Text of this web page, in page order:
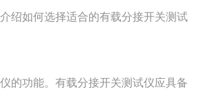
绍如何选择适合的有载分接开关测试
的功能。有载分接开关测试仪应具备